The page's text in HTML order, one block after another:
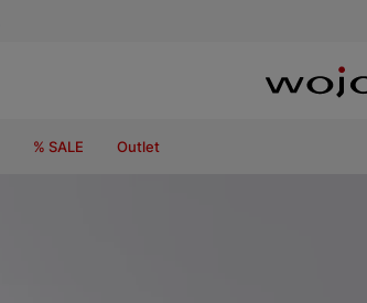
% SALE Outlet